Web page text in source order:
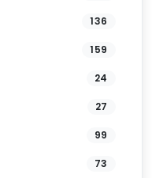
136
159
24
27
99
73